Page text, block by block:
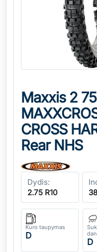
Maxxis 2
CROSS
Rear NHS
Dydis:
2.75 R10
Kuro taupymas
D
D